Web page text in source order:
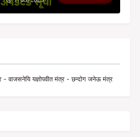
- वाजसनेयि यज्ञोपवीत मंत्र - छन्दोग जनेऊ मंत्र